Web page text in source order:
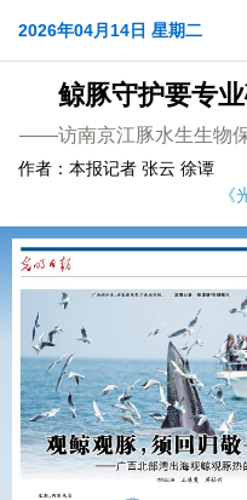
2026年04月14日 星期二
鲸豚守护要专
——访南京江豚水生生物
作者：本报记者 张云 徐谭